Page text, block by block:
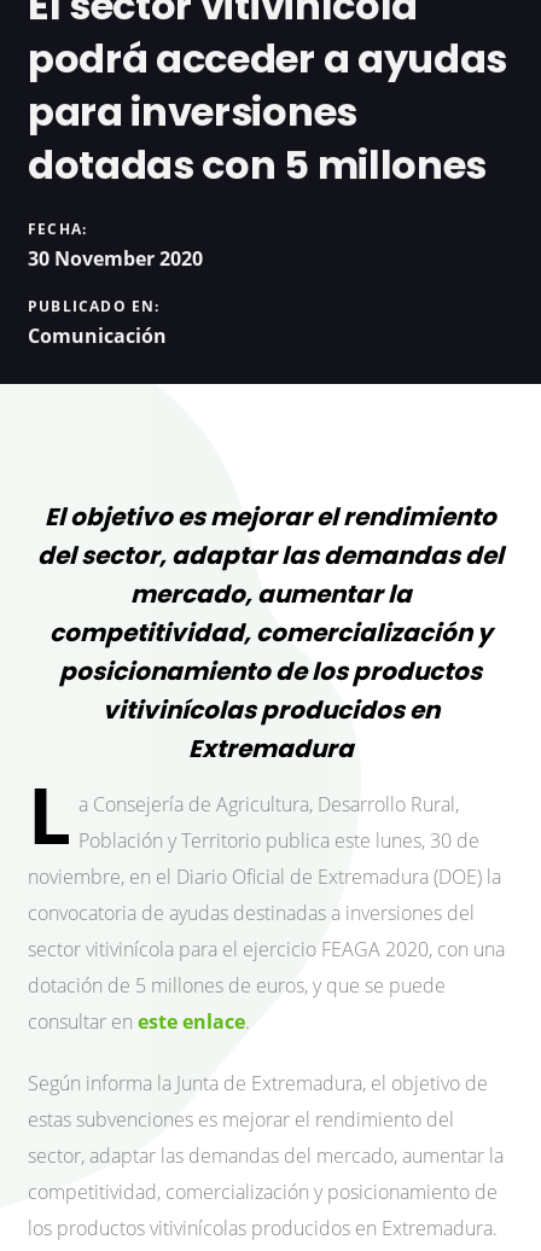
podrá acceder a ayudas
para inversiones
dotadas con 5 millones
FECHA:
30 November 2020
PUBLICADO EN:
Comunicación
El objetivo es mejorar el rendimiento
del sector, adaptar las demandas del
mercado, aumentar la
competitividad, comercialización y
posicionamiento de los productos
vitivinícolas producidos en
Extremadura
L a Consejería de Agricultura, Desarrollo Rural,
Población y Territorio publica este lunes, 30 de
noviembre, en el Diario Oficial de Extremadura (DOE) la
convocatoria de ayudas destinadas a inversiones del
sector vitivinícola para el ejercicio FEAGA 2020, con una
dotación de 5 millones de euros, y que se puede
consultar en este enlace.
Según informa la Junta de Extremadura, el objetivo de
estas subvenciones es mejorar el rendimiento del
sector, adaptar las demandas del mercado, aumentar la
competitividad, comercialización y posicionamiento de
los productos vitivinícolas producidos en Extremadura.